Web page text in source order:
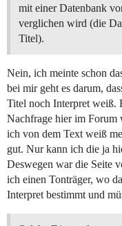
mit einer Datenbank
verglichen wird (die
Titel).
Nein, ich meinte schon
bei mir geht es darum,
Titel noch Interpret weiß.
Nachfrage hier im Forum
ich von dem Text weiß
gut. Nur kann ich die ja
Deswegen war die Seite
ich einen Tonträger, wo
Interpret bestimmt und